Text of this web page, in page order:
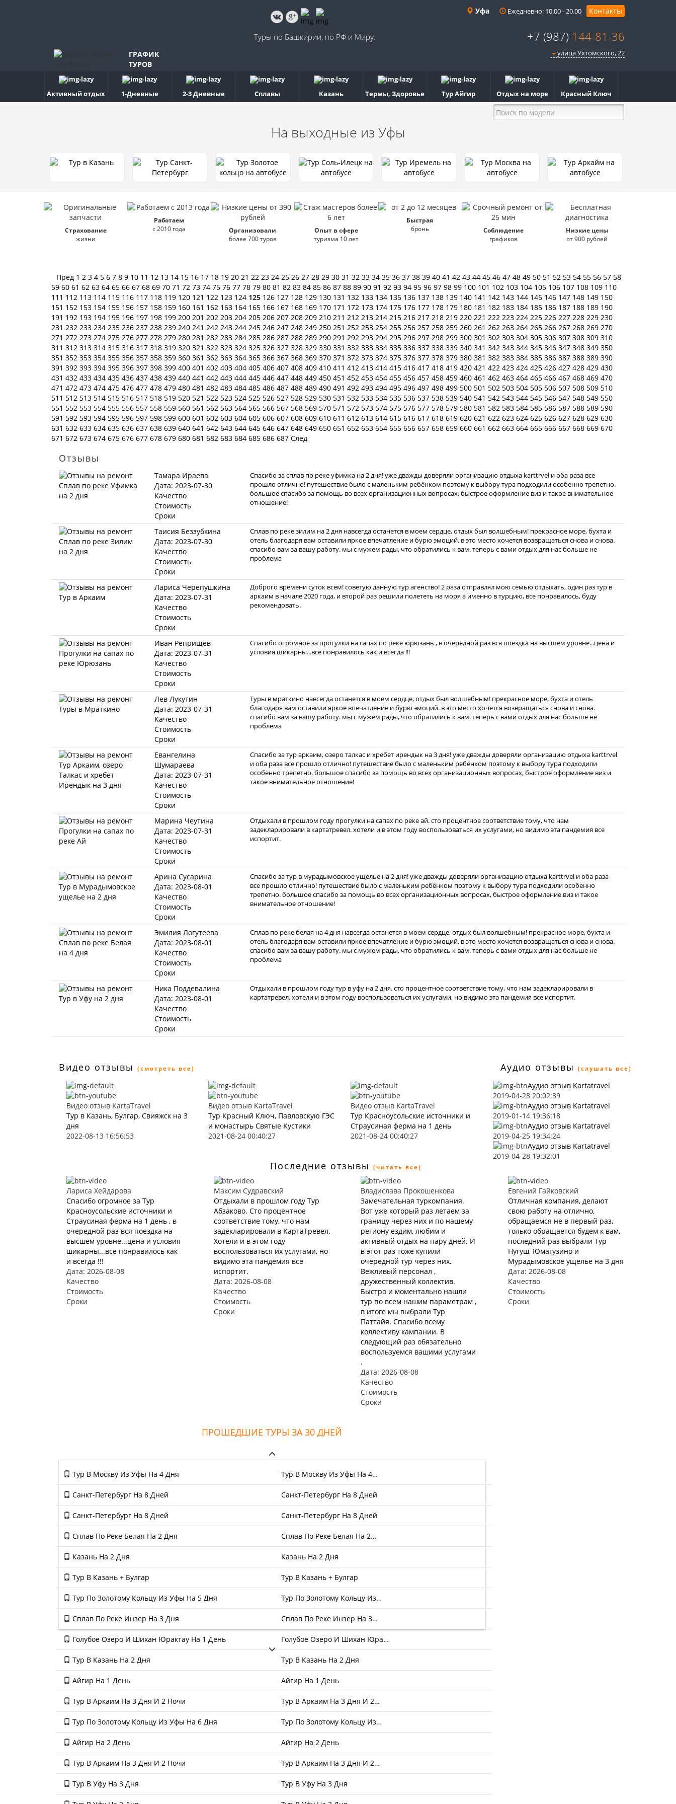
Уфа Ежедневно: 10.00 - 20.00 Контакты
Туры по Башкирии, по РФ и Миру. +7 (987) 144-81-36
ГРАФИК
ТУРОВ
улица Ухтомского, 22
Активный отдых 1-Дневные 2-3 Дневные Сплавы Казань Термы, Здоровье Тур Айгир Отдых на море Красный Ключ
На выходные из Уфы
Страхование
жизни
Работаем
с 2010 года
Организовали
более 700 туров
Опыт в сфере
туризма 10 лет
Быстрая
бронь
Соблюдение
графиков
Низкие цены
от 900 рублей
Пред 1 2 3 4 5 6 7 8 9 10 11 12 13 14 15 16 17 18 19 20 21 22 23 24 25 26 27 28 29 30 31 32 33 34 35 36 37 38 39 40 41 42 43 44 45 46 47 48 49 50 51 52 53 54 55 56 57 58
59 60 61 62 63 64 65 66 67 68 69 70 71 72 73 74 75 76 77 78 79 80 81 82 83 84 85 86 87 88 89 90 91 92 93 94 95 96 97 98 99 100 101 102 103 104 105 106 107 108 109 110
111 112 113 114 115 116 117 118 119 120 121 122 123 124 125 126 127 128 129 130 131 132 133 134 135 136 137 138 139 140 141 142 143 144 145 146 147 148 149 150
151 152 153 154 155 156 157 158 159 160 161 162 163 164 165 166 167 168 169 170 171 172 173 174 175 176 177 178 179 180 181 182 183 184 185 186 187 188 189 190
191 192 193 194 195 196 197 198 199 200 201 202 203 204 205 206 207 208 209 210 211 212 213 214 215 216 217 218 219 220 221 222 223 224 225 226 227 228 229 230
231 232 233 234 235 236 237 238 239 240 241 242 243 244 245 246 247 248 249 250 251 252 253 254 255 256 257 258 259 260 261 262 263 264 265 266 267 268 269 270
271 272 273 274 275 276 277 278 279 280 281 282 283 284 285 286 287 288 289 290 291 292 293 294 295 296 297 298 299 300 301 302 303 304 305 306 307 308 309 310
311 312 313 314 315 316 317 318 319 320 321 322 323 324 325 326 327 328 329 330 331 332 333 334 335 336 337 338 339 340 341 342 343 344 345 346 347 348 349 350
351 352 353 354 355 356 357 358 359 360 361 362 363 364 365 366 367 368 369 370 371 372 373 374 375 376 377 378 379 380 381 382 383 384 385 386 387 388 389 390
391 392 393 394 395 396 397 398 399 400 401 402 403 404 405 406 407 408 409 410 411 412 413 414 415 416 417 418 419 420 421 422 423 424 425 426 427 428 429 430
431 432 433 434 435 436 437 438 439 440 441 442 443 444 445 446 447 448 449 450 451 452 453 454 455 456 457 458 459 460 461 462 463 464 465 466 467 468 469 470
471 472 473 474 475 476 477 478 479 480 481 482 483 484 485 486 487 488 489 490 491 492 493 494 495 496 497 498 499 500 501 502 503 504 505 506 507 508 509 510
511 512 513 514 515 516 517 518 519 520 521 522 523 524 525 526 527 528 529 530 531 532 533 534 535 536 537 538 539 540 541 542 543 544 545 546 547 548 549 550
551 552 553 554 555 556 557 558 559 560 561 562 563 564 565 566 567 568 569 570 571 572 573 574 575 576 577 578 579 580 581 582 583 584 585 586 587 588 589 590
591 592 593 594 595 596 597 598 599 600 601 602 603 604 605 606 607 608 609 610 611 612 613 614 615 616 617 618 619 620 621 622 623 624 625 626 627 628 629 630
631 632 633 634 635 636 637 638 639 640 641 642 643 644 645 646 647 648 649 650 651 652 653 654 655 656 657 658 659 660 661 662 663 664 665 666 667 668 669 670
671 672 673 674 675 676 677 678 679 680 681 682 683 684 685 686 687 След
Отзывы
Тамара Ираева
Дата: 2023-07-30
Качество
Стоимость
Сроки
Спасибо за сплав по реке уфимка на 2 дня! уже дважды доверяли организацию отдыха karttrvel и оба раза все
прошло отлично! путешествие было с маленьким ребёнком поэтому к выбору тура подходили особенно трепетно.
большое спасибо за помощь во всех организационных вопросах, быстрое оформление виз и такое внимательное
отношение!
Таисия Беззубкина
Дата: 2023-07-30
Качество
Стоимость
Сроки
Сплав по реке зилим на 2 дня навсегда останется в моем сердце, отдых был волшебным! прекрасное море, бухта и
отель благодаря вам оставили яркое впечатление и бурю эмоций. в это место хочется возвращаться снова и снова.
спасибо вам за вашу работу. мы с мужем рады, что обратились к вам. теперь с вами отдых для нас больше не
проблема
Лариса Черепушкина
Дата: 2023-07-31
Качество
Стоимость
Сроки
Доброго времени суток всем! советую данную тур агенство! 2 раза отправлял мою семью отдыхать, один раз тур в
аркаим в начале 2020 года, и второй раз решили полететь на моря а именно в турцию, все понравилось, буду
рекомендовать.
Иван Реприщев
Дата: 2023-07-31
Качество
Стоимость
Сроки
Спасибо огромное за прогулки на сапах по реке юрюзань , в очередной раз вся поездка на высшем уровне...цена и
условия шикарны...все понравилось как и всегда !!!
Лев Лукутин
Дата: 2023-07-31
Качество
Стоимость
Сроки
Туры в мраткино навсегда останется в моем сердце, отдых был волшебным! прекрасное море, бухта и отель
благодаря вам оставили яркое впечатление и бурю эмоций. в это место хочется возвращаться снова и снова.
спасибо вам за вашу работу. мы с мужем рады, что обратились к вам. теперь с вами отдых для нас больше не
проблема
Евангелина
Шумараева
Дата: 2023-07-31
Качество
Стоимость
Сроки
Спасибо за тур аркаим, озеро талкас и хребет ирендык на 3 дня! уже дважды доверяли организацию отдыха karttrvel
и оба раза все прошло отлично! путешествие было с маленьким ребёнком поэтому к выбору тура подходили
особенно трепетно. большое спасибо за помощь во всех организационных вопросах, быстрое оформление виз и
такое внимательное отношение!
Марина Чеутина
Дата: 2023-07-31
Качество
Стоимость
Сроки
Отдыхали в прошлом году прогулки на сапах по реке ай. сто процентное соответствие тому, что нам
задекларировали в картатревел. хотели и в этом году воспользоваться их услугами, но видимо эта пандемия все
испортит.
Арина Сусарина
Дата: 2023-08-01
Качество
Стоимость
Сроки
Спасибо за тур в мурадымовское ущелье на 2 дня! уже дважды доверяли организацию отдыха karttrvel и оба раза
все прошло отлично! путешествие было с маленьким ребёнком поэтому к выбору тура подходили особенно
трепетно. большое спасибо за помощь во всех организационных вопросах, быстрое оформление виз и такое
внимательное отношение!
Эмилия Логутеева
Дата: 2023-08-01
Качество
Стоимость
Сроки
Сплав по реке белая на 4 дня навсегда останется в моем сердце, отдых был волшебным! прекрасное море, бухта и
отель благодаря вам оставили яркое впечатление и бурю эмоций. в это место хочется возвращаться снова и снова.
спасибо вам за вашу работу. мы с мужем рады, что обратились к вам. теперь с вами отдых для нас больше не
проблема
Ника Поддевалина
Дата: 2023-08-01
Качество
Стоимость
Сроки
Отдыхали в прошлом году тур в уфу на 2 дня. сто процентное соответствие тому, что нам задекларировали в
картатревел. хотели и в этом году воспользоваться их услугами, но видимо эта пандемия все испортит.
Видео отзывы (смотреть все) Аудио отзывы (слушать все)
Видео отзыв KartaTravel
Тур в Казань, Булгар, Свияжск на 3
дня
2022-08-13 16:56:53
Видео отзыв KartaTravel
Тур Красный Ключ, Павловскую ГЭС
и монастырь Святые Кустики
2021-08-24 00:40:27
Видео отзыв KartaTravel
Тур Красноусольские источники и
Страусиная ферма на 1 день
2021-08-24 00:40:27
Аудио отзыв Kartatravel
2019-04-28 20:02:39
Аудио отзыв Kartatravel
2019-01-14 19:36:18
Аудио отзыв Kartatravel
2019-04-25 19:34:24
Аудио отзыв Kartatravel
2019-04-28 19:32:01
Последние отзывы (читать все)
Лариса Хейдарова
Спасибо огромное за Тур
Красноусольские источники и
Страусиная ферма на 1 день , в
очередной раз вся поездка на
высшем уровне...цена и условия
шикарны...все понравилось как
и всегда !!!
Дата: 2026-08-08
Качество
Стоимость
Сроки
Максим Судравский
Отдыхали в прошлом году Тур
Абзаково. Сто процентное
соответствие тому, что нам
задекларировали в КартаТревел.
Хотели и в этом году
воспользоваться их услугами, но
видимо эта пандемия все
испортит.
Дата: 2026-08-08
Качество
Стоимость
Сроки
Владислава Прокошенкова
Замечательная туркомпания.
Вот уже который раз летаем за
границу через них и по нашему
региону ездим, любим и
активный отдых на пару дней. И
в этот раз тоже купили
очередной тур через них.
Вежливый персонал ,
дружественный коллектив.
Быстро и моментально нашли
тур по всем нашим параметрам ,
в итоге мы выбрали Тур
Паттайя. Спасибо всему
коллективу кампании. В
следующий раз обязательно
воспользуемся вашими услугами
.
Дата: 2026-08-08
Качество
Стоимость
Сроки
Евгений Гайковский
Отличная компания, делают
свою работу на отлично,
обращаемся не в первый раз,
только обращается будем к вам,
последний раз выбрали Тур
Нугуш, Юмагузино и
Мурадымовское ущелье на 3 дня
Дата: 2026-08-08
Качество
Стоимость
Сроки
ПРОШЕДШИЕ ТУРЫ ЗА 30 ДНЕЙ
Тур В Москву Из Уфы На 4 Дня Тур В Москву Из Уфы На 4…
Санкт-Петербург На 8 Дней Санкт-Петербург На 8 Дней
Санкт-Петербург На 8 Дней Санкт-Петербург На 8 Дней
Сплав По Реке Белая На 2 Дня Сплав По Реке Белая На 2…
Казань На 2 Дня Казань На 2 Дня
Тур В Казань + Булгар Тур В Казань + Булгар
Тур По Золотому Кольцу Из Уфы На 5 Дня Тур По Золотому Кольцу Из…
Сплав По Реке Инзер На 3 Дня Сплав По Реке Инзер На 3…
Голубое Озеро И Шихан Юрактау На 1 День Голубое Озеро И Шихан Юра…
Тур В Казань На 2 Дня Тур В Казань На 2 Дня
Айгир На 1 День Айгир На 1 День
Тур В Аркаим На 3 Дня И 2 Ночи Тур В Аркаим На 3 Дня И 2…
Тур По Золотому Кольцу Из Уфы На 6 Дня Тур По Золотому Кольцу Из…
Айгир На 2 День Айгир На 2 День
Тур В Аркаим На 3 Дня И 2 Ночи Тур В Аркаим На 3 Дня И 2…
Тур В Уфу На 3 Дня Тур В Уфу На 3 Дня